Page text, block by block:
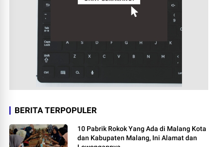
BERITA TERPOPULER
10 Pabrik Rokok Yang Ada di Malang Kota
dan Kabupaten Malang, Ini Alamat dan